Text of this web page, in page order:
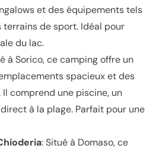
et des équipements tels
de sport. Idéal pour
du lac.
à Sorico, ce camping offre un
spacieux et des
comprend une piscine, un
à la plage. Parfait pour une
: Situé à Domaso, ce